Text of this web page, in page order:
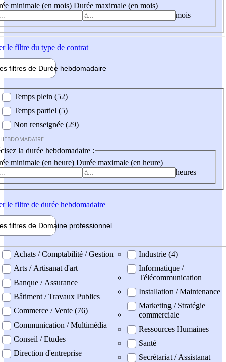
minimale (en mois) Durée maximale (en mois)
mois
le filtre du type de contrat
filtres de Durée hebdomadaire
Temps plein (52)
Temps partiel (5)
Non renseignée (29)
la durée hebdomadaire :
minimale (en heure) Durée maximale (en heure)
heures
le filtre de durée hebdomadaire
filtres de Domaine professionnel
professionel
Achats / Comptabilité / Gestion
Arts / Artisanat d'art
Banque / Assurance
Bâtiment / Travaux Publics
Commerce / Vente (76)
Communication / Multimédia
Conseil / Etudes
Direction d'entreprise
Industrie (4)
Informatique /
Télécommunication
Installation / Maintenance
Marketing / Stratégie
commerciale
Ressources Humaines
Santé
Secrétariat / Assistanat